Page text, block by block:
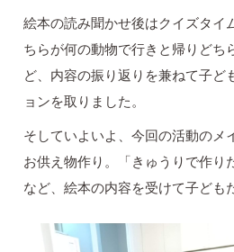
絵本の読み聞かせ後はクイズタイ
ちらが何の動物で行きと帰りどち
ど、内容の振り返りを兼ねて子ど
ョンを取りました。
そしていよいよ、今回の活動のメ
お供え物作り。「きゅうりで作り
など、絵本の内容を受けて子ども